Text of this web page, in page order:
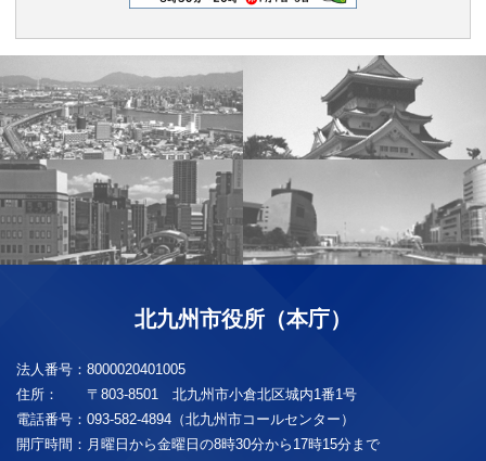
北九州市役所（本庁）
法人番号： 8000020401005
住所：
〒803-8501 北九州市小倉北区城内1番1号
電話番号： 093-582-4894（北九州市コールセンター）
開庁時間： 月曜日から金曜日の8時30分から17時15分まで